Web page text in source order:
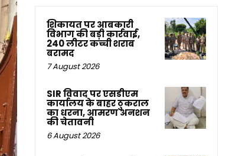
शिकायत पर आबकारी
विभाग की बड़ी कार्रवाई,
240 लीटर कच्ची शराब
बरामद
7 August 2026
SIR विवाद पर एसडीएम
कार्यालय के बाहर ठुकराल
का धरना, आमरण अनशन
की चेतावनी
6 August 2026